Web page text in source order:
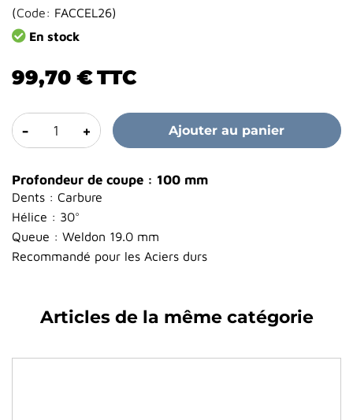
(Code: FACCEL26)
En stock
99,70 €TTC
- + Ajouter au panier
Profondeur de coupe : 100 mm
Dents : Carbure
Hélice : 30°
Queue : Weldon 19.0 mm
Recommandé pour les Aciers durs
Articles de la même catégorie